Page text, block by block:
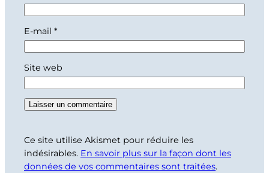
E-mail *
Site web
Ce site utilise Akismet pour réduire les
indésirables. En savoir plus sur la façon dont les
données de vos commentaires sont traitées.